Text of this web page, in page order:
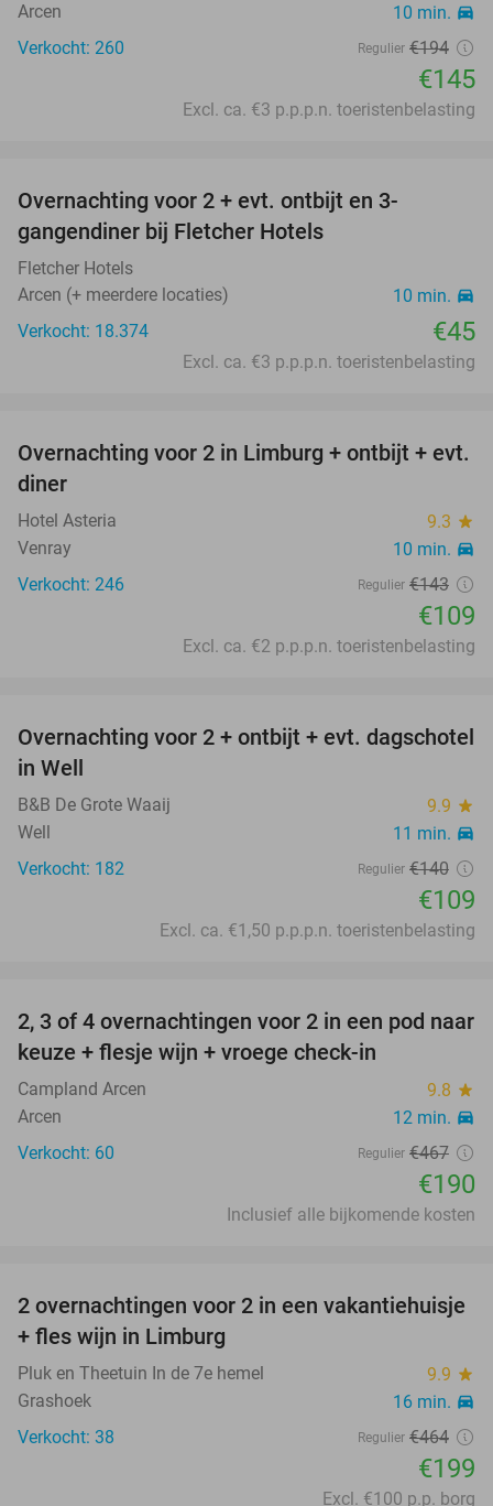
Arcen 10 min. directions_car
Verkocht: 260 Regulier €194
€145
Excl. ca. €3 p.p.p.n. toeristenbelasting
Overnachting voor 2 + evt. ontbijt en 3-
gangendiner bij Fletcher Hotels
Fletcher Hotels
Arcen (+ meerdere locaties)
10 min. directions_car
Verkocht: 18.374 €45
Excl. ca. €3 p.p.p.n. toeristenbelasting
24%
Overnachting voor 2 in Limburg + ontbijt + evt.
diner
Hotel Asteria 9.3 star
Venray 10 min. directions_car
Verkocht: 246 Regulier €143
€109
Excl. ca. €2 p.p.p.n. toeristenbelasting
22%
Overnachting voor 2 + ontbijt + evt. dagschotel
in Well
B&B De Grote Waaij 9.9 star
Well 11 min. directions_car
Verkocht: 182 Regulier €140
€109
Excl. ca. €1,50 p.p.p.n. toeristenbelasting
59%
2, 3 of 4 overnachtingen voor 2 in een pod naar
keuze + flesje wijn + vroege check-in
Campland Arcen 9.8 star
Arcen 12 min. directions_car
Verkocht: 60 Regulier €467
€190
Inclusief alle bijkomende kosten
57%
2 overnachtingen voor 2 in een vakantiehuisje
+ fles wijn in Limburg
Pluk en Theetuin In de 7e hemel 9.9 star
Grashoek 16 min. directions_car
Verkocht: 38 Regulier €464
€199
Excl. €100 p.p. borg